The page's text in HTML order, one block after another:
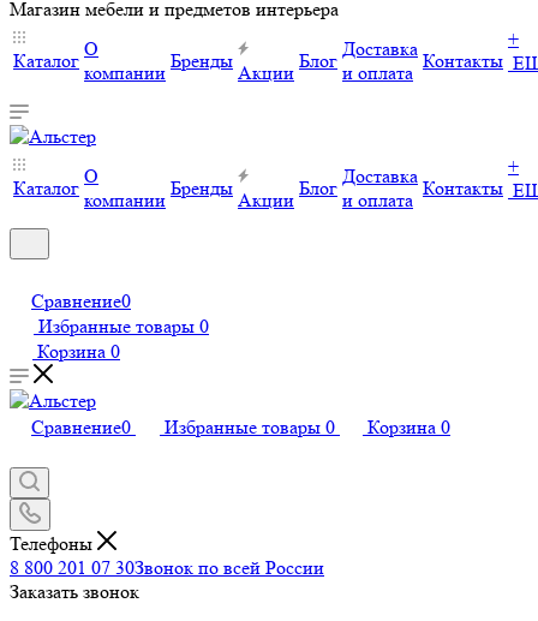
Магазин мебели и предметов интерьера
Каталог
О
компании
Бренды
Акции
Блог
Доставка
и оплата
Контакты
+
Каталог
О
компании
Бренды
Акции
Блог
Доставка
и оплата
Контакты
+
Сравнение0
Избранные товары 0
Корзина 0
Сравнение0 Избранные товары 0 Корзина 0
Телефоны
8 800 201 07 30Звонок по всей России
Заказать звонок